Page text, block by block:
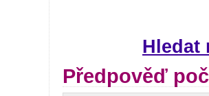
Hledat
Předpověď